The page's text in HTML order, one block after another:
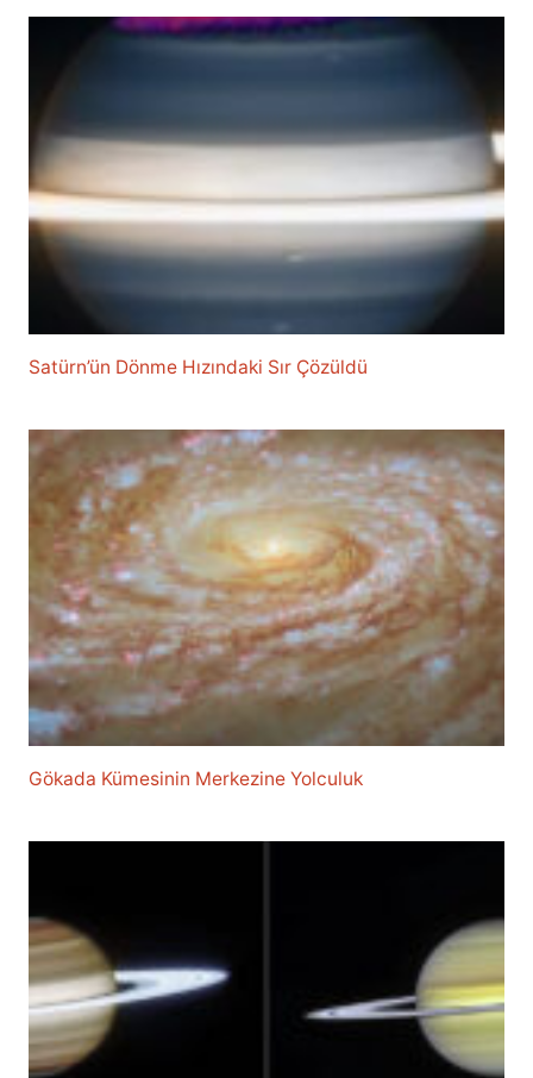
Satürn’ün Dönme Hızındaki Sır Çözüldü
Gökada Kümesinin Merkezine Yolculuk